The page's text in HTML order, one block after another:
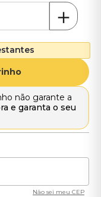
＋
não garante a
e garanta o seu
Não sei meu CEP